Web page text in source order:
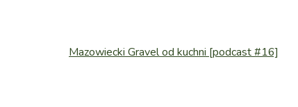
Mazowiecki Gravel od kuchni [podcast #16]